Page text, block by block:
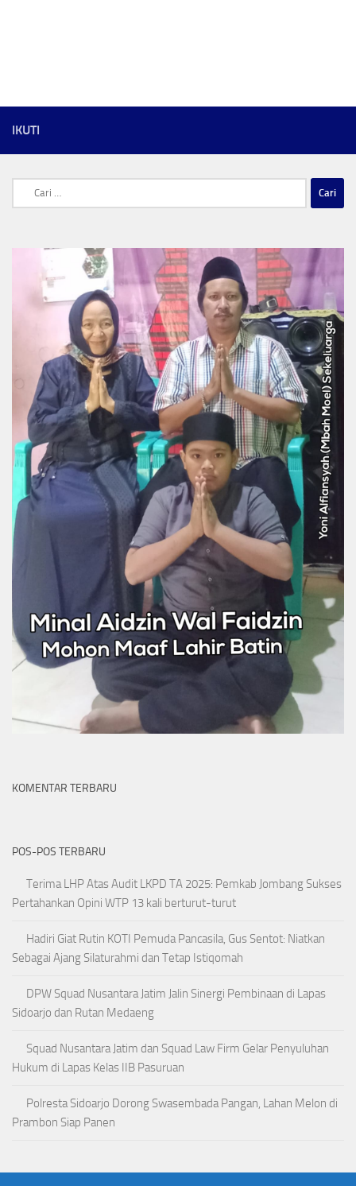
IKUTI
untuk:
KOMENTAR TERBARU
POS-POS TERBARU
Terima LHP Atas Audit LKPD TA 2025: Pemkab Jombang Sukses
Pertahankan Opini WTP 13 kali berturut-turut
Hadiri Giat Rutin KOTI Pemuda Pancasila, Gus Sentot: Niatkan
Sebagai Ajang Silaturahmi dan Tetap Istiqomah
DPW Squad Nusantara Jatim Jalin Sinergi Pembinaan di Lapas
Sidoarjo dan Rutan Medaeng
Squad Nusantara Jatim dan Squad Law Firm Gelar Penyuluhan
Hukum di Lapas Kelas IIB Pasuruan
Polresta Sidoarjo Dorong Swasembada Pangan, Lahan Melon di
Prambon Siap Panen